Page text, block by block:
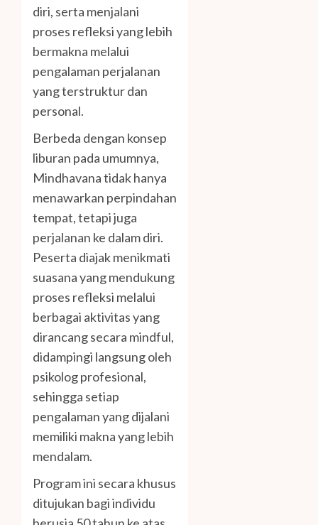
diri, serta menjalani
proses refleksi yang lebih
bermakna melalui
pengalaman perjalanan
yang terstruktur dan
personal.
Berbeda dengan konsep
liburan pada umumnya,
Mindhavana tidak hanya
menawarkan perpindahan
tempat, tetapi juga
perjalanan ke dalam diri.
Peserta diajak menikmati
suasana yang mendukung
proses refleksi melalui
berbagai aktivitas yang
dirancang secara mindful,
didampingi langsung oleh
psikolog profesional,
sehingga setiap
pengalaman yang dijalani
memiliki makna yang lebih
mendalam.
Program ini secara khusus
ditujukan bagi individu